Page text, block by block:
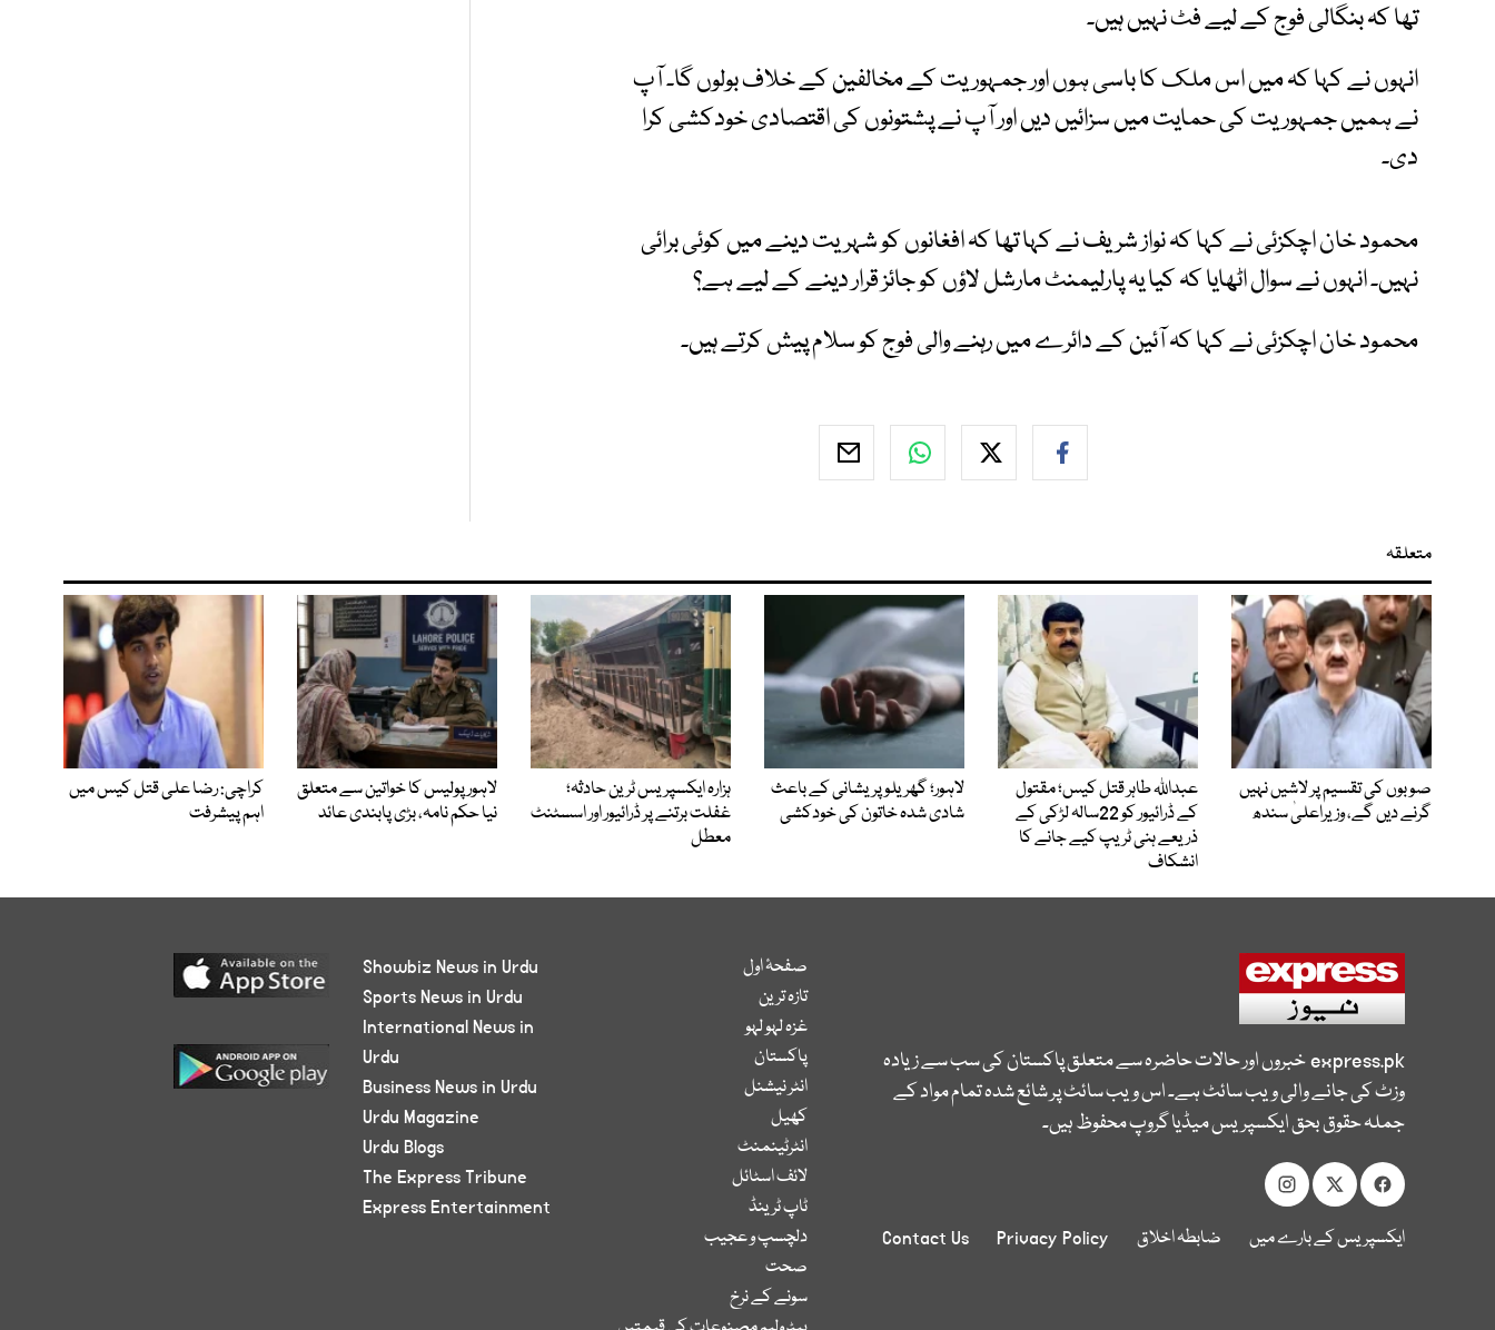
تھا کہ بنگالی فوج کے لیے فٹ نہیں ہیں۔
انہوں نے کہا کہ میں اس ملک کا باسی ہوں اور جمہوریت کے مخالفین کے خلاف بولوں گا۔ آپ
نے ہمیں جمہوریت کی حمایت میں سزائیں دیں اور آپ نے پشتونوں کی اقتصادی خودکشی کرا
دی۔
محمود خان اچکزئی نے کہا کہ نواز شریف نے کہا تھا کہ افغانوں کو شہریت دینے میں کوئی برائی
نہیں۔ انہوں نے سوال اٹھایا کہ کیا یہ پارلیمنٹ مارشل لاؤں کو جائز قرار دینے کے لیے ہے؟
محمود خان اچکزئی نے کہا کہ آئین کے دائرے میں رہنے والی فوج کو سلام پیش کرتے ہیں۔
متعلقہ
صوبوں کی تقسیم پر لاشیں نہیں
گرنے دیں گے، وزیراعلیٰ سندھ
عبداللہ طاہر قتل کیس؛ مقتول
کے ڈرائیور کو 22سالہ لڑکی کے
ذریعے ہنی ٹریپ کیے جانے کا
انشکاف
لاہور؛ گھریلو پریشانی کے باعث
شادی شدہ خاتون کی خودکشی
ہزارہ ایکسپریس ٹرین حادثہ؛
غفلت برتنے پر ڈرائیور اور اسسٹنٹ
معطل
لاہور پولیس کا خواتین سے متعلق
نیا حکم نامہ، بڑی پابندی عائد
کراچی: رضا علی قتل کیس میں
اہم پیشرفت
express.pkخبروں اور حالات حاضرہ سے متعلق پاکستان کی سب سے زیادہ
وزٹ کی جانے والی ویب سائٹ ہے۔ اس ویب سائٹ پر شائع شدہ تمام مواد کے
جملہ حقوق بحق ایکسپریس میڈیا گروپ محفوظ ہیں۔
ایکسپریس کے بارے میں ضابطہ اخلاق Privacy Policy
Contact Us
صفحۂ اول
تازہ ترین
غزہ لہو لہو
پاکستان
انٹر نیشنل
کھیل
انٹرٹینمنٹ
لائف اسٹائل
ٹاپ ٹرینڈ
دلچسپ و عجیب
صحت
سونے کے نرخ
Showbiz News in Urdu
Sports News in Urdu
International News in
Urdu
Business News in Urdu
Urdu Magazine
Urdu Blogs
The Express Tribune
Express Entertainment